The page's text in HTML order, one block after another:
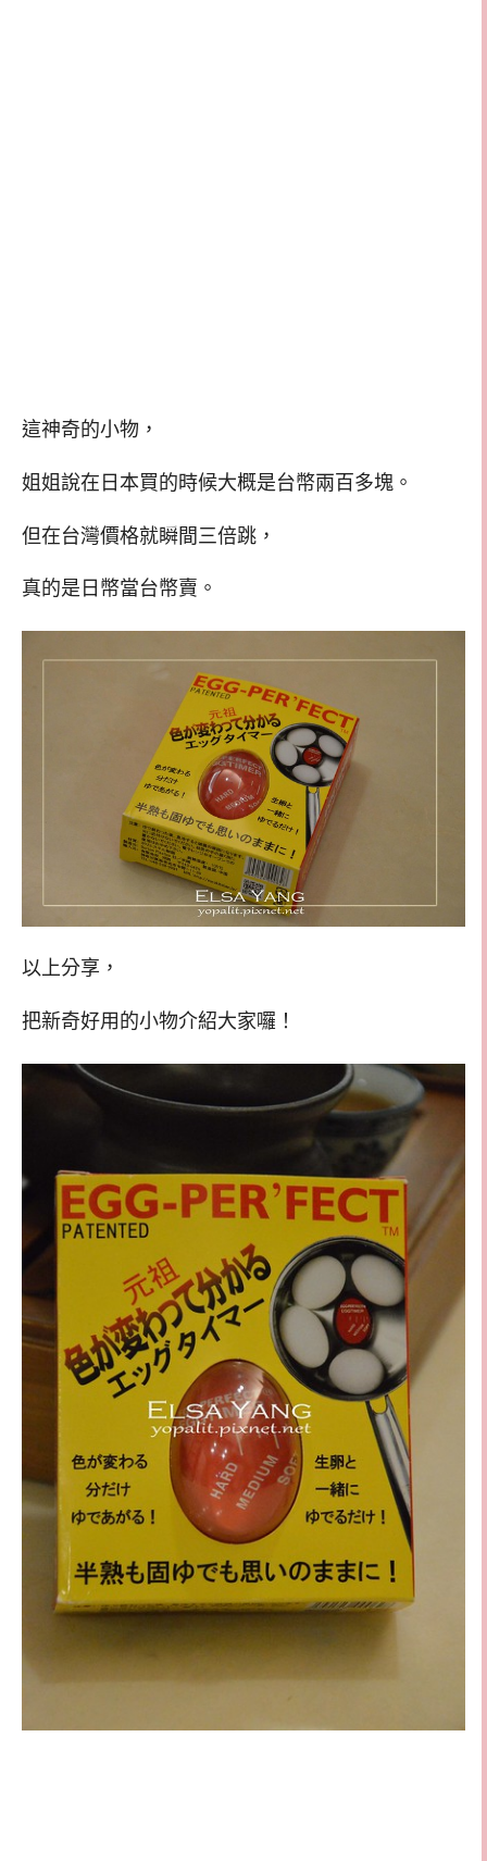
這神奇的小物，
姐姐說在日本買的時候大概是台幣兩百多塊。
但在台灣價格就瞬間三倍跳，
真的是日幣當台幣賣。
以上分享，
把新奇好用的小物介紹大家囉！